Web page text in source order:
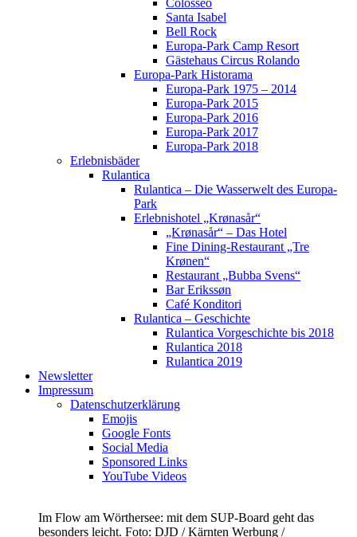
Colosseo
Santa Isabel
Bell Rock
Europa-Park Camp Resort
Gästehaus Circus Rolando
Europa-Park Historama
Europa-Park 1975 – 2014
Europa-Park 2015
Europa-Park 2016
Europa-Park 2017
Europa-Park 2018
Erlebnisbäder
Rulantica
Rulantica – Die Wasserwelt des Europa-
Park
Erlebnishotel „Krønasår“
„Krønasår“ – Das Hotel
Fine Dining-Restaurant „Tre
Krønen“
Restaurant „Bubba Svens“
Bar Erikssøn
Café Konditori
Rulantica – Geschichte
Rulantica Vorgeschichte bis 2018
Rulantica 2018
Rulantica 2019
Newsletter
Impressum
Datenschutzerklärung
Emojis
Google Fonts
Social Media
Sponsored Links
YouTube Videos
Im Flow am Wörthersee: mit dem SUP-Board geht das
besonders leicht. Foto: DJD / Kärnten Werbung /